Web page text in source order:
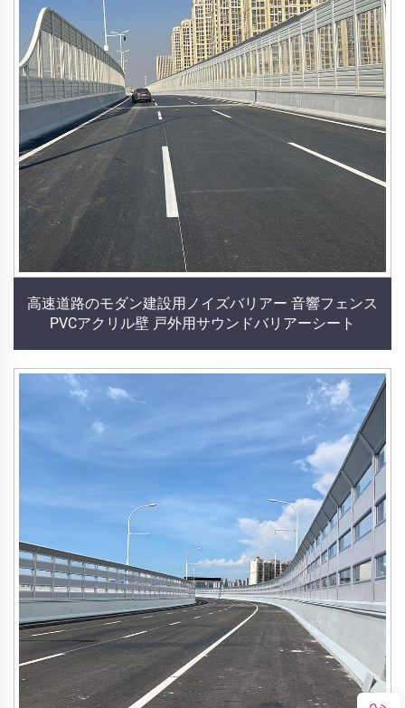
高速道路のモダン建設用ノイズバリアー 音響フェンス
PVCアクリル壁 戸外用サウンドバリアーシート